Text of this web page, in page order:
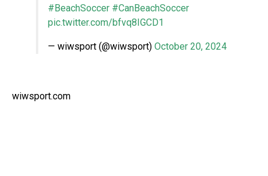
#BeachSoccer #CanBeachSoccer
pic.twitter.com/bfvq8IGCD1
— wiwsport (@wiwsport) October 20, 2024
wiwsport.com